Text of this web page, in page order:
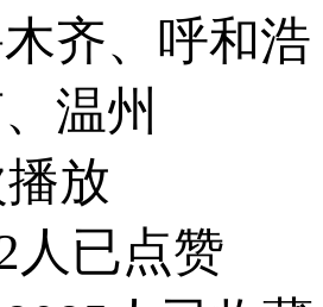
齐、呼和浩
温州
放
人已点赞